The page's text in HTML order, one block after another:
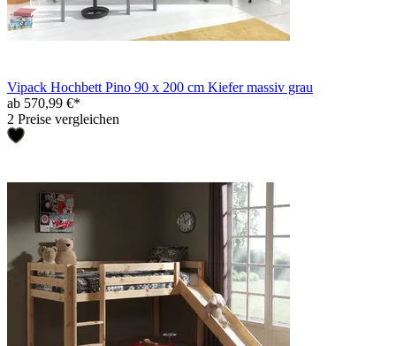
Vipack Hochbett Pino 90 x 200 cm Kiefer massiv grau
ab 570,99 €*
2 Preise vergleichen